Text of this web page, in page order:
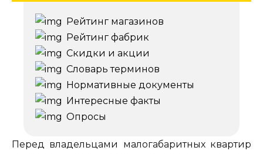
Рейтинг магазинов
Рейтинг фабрик
Скидки и акции
Словарь терминов
Нормативные документы
Интересные факты
Опросы
Перед владельцами малогабаритных квартир